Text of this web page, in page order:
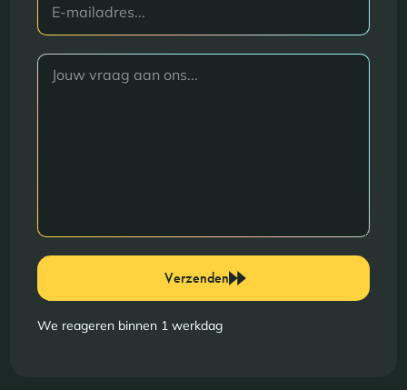
Verzenden
We reageren binnen 1 werkdag